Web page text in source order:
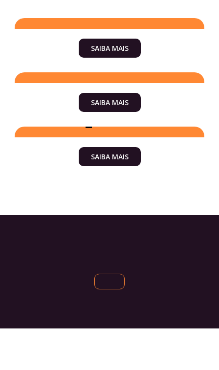
SAIBA MAIS
Casamentos
SAIBA MAIS
Corporativo
SAIBA MAIS